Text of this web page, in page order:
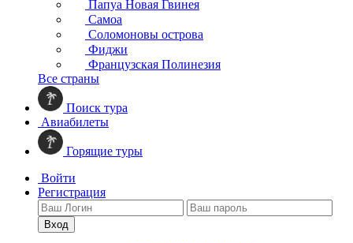
Папуа Новая Гвинея
Самоа
Соломоновы острова
Фиджи
Французская Полинезия
Все страны
Поиск тура
Авиабилеты
Горящие туры
Войти
Регистрация
Вход